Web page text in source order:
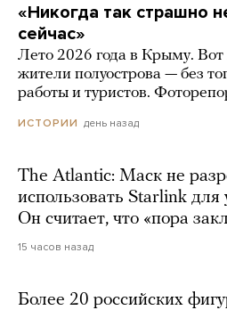
«Никогда так страшно
сейчас»
Лето 2026 года в Крыму. Вот
жители полуострова — без
работы и туристов.
ИСТОРИИ день назад
The Atlantic: Маск не
использовать Starlink для
Он считает, что «пора
15 часов назад
Более 20 российских